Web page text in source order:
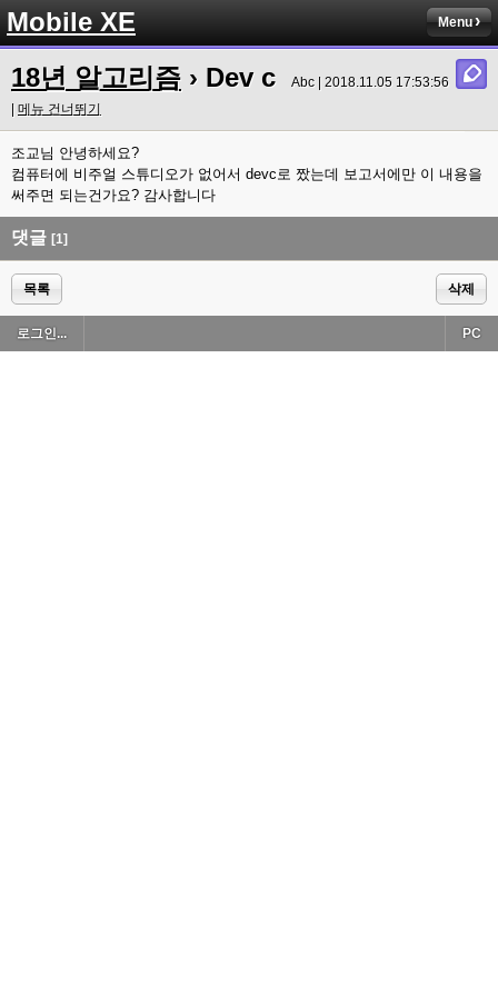
Mobile XE Menu
18년 알고리즘 › Dev c
Abc | 2018.11.05 17:53:56
메뉴 건너뛰기
조교님 안녕하세요?
컴퓨터에 비주얼 스튜디오가 없어서 devc로 짰는데 보고서에만 이 내용을
써주면 되는건가요? 감사합니다
댓글 [1]
목록 삭제
로그인... PC